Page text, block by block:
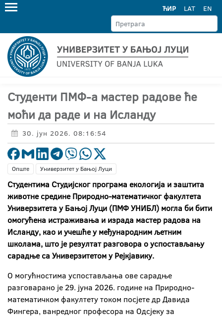
ЋИР LAT EN
Студенти ПМФ-а мастер радове ће
моћи да раде и на Исланду
30. јун 2026. 08:16:54
Опште Универзитет у Бањој Луци
Студентима Студијског програма екологија и заштита
животне средине Природно-математичког факултета
Универзитета у Бањој Луци (ПМФ УНИБЛ) могла би бити
омогућена истраживања и израда мастер радова на
Исланду, као и учешће у међународним љетним
школама, што је резултат разговора о успостављању
сарадње са Универзитетом у Рејкјавику.
О могућностима успостављања ове сарадње
разговарано је 29. јуна 2026. године на Природно-
математичком факултету током посјете др Давида
Фингера, ванредног професора на Одсјеку за